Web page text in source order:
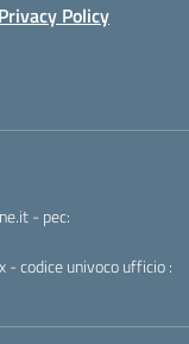
Privacy Policy
- pec:
codice univoco ufficio :